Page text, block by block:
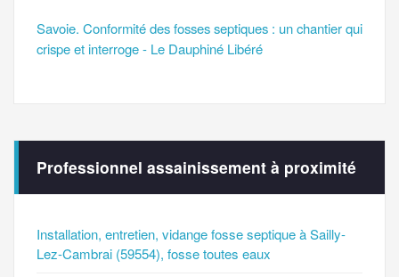
Savoie. Conformité des fosses septiques : un chantier qui
crispe et interroge - Le Dauphiné Libéré
Professionnel assainissement à proximité
Installation, entretien, vidange fosse septique à Sailly-
Lez-Cambrai (59554), fosse toutes eaux